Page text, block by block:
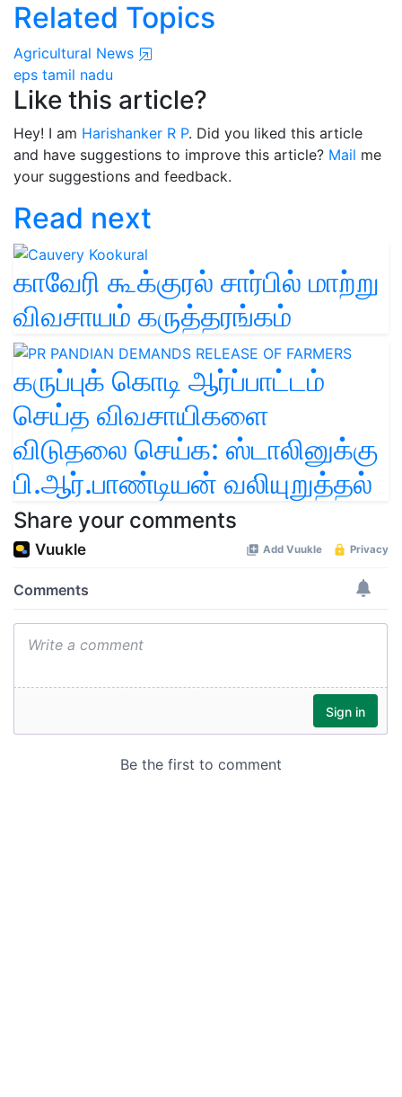
Related Topics
Agricultural News
eps tamil nadu
Like this article?
Hey! I am Harishanker R P. Did you liked this article
and have suggestions to improve this article? Mail me
your suggestions and feedback.
Read next
காவேரி கூக்குரல் சார்பில் மாற்று
விவசாயம் கருத்தரங்கம்
கருப்புக் கொடி ஆர்ப்பாட்டம்
செய்த விவசாயிகளை
விடுதலை செய்க: ஸ்டாலினுக்கு
பி.ஆர்.பாண்டியன் வலியுறுத்தல்
Share your comments